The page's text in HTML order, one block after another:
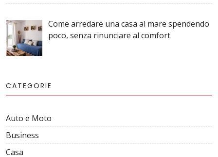
Come arredare una casa al mare spendendo
poco, senza rinunciare al comfort
CATEGORIE
Auto e Moto
Business
Casa